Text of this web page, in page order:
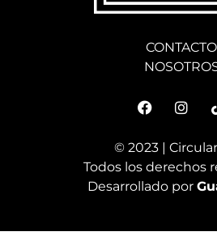
CONTACTO
© 2023 |
Todos los derechos
Desarrollado por